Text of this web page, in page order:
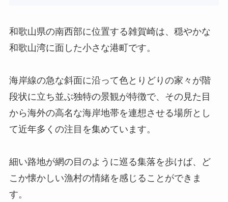
和歌山県の南西部に位置する雑賀崎は、穏やかな
和歌山湾に面した小さな港町です。
海岸線の急な斜面に沿って色とりどりの家々が階
段状に立ち並ぶ独特の景観が特徴で、その見た目
から海外の高名な海岸地帯を連想させる場所とし
て近年多くの注目を集めています。
細い路地が網の目のように巡る集落を歩けば、ど
こか懐かしい漁村の情緒を感じることができま
す。